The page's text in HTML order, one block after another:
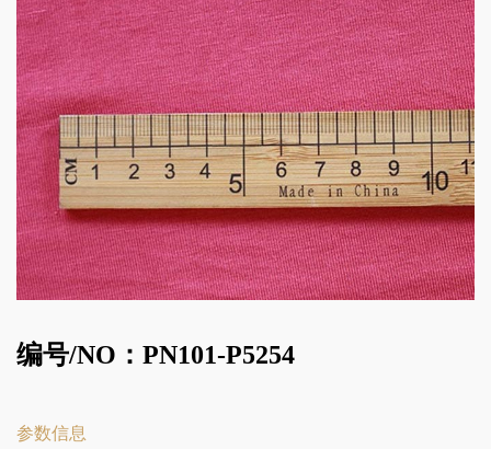
编号/NO：PN101-P5254
参数信息